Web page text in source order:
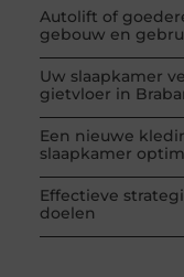
Autolift of
gebouw en
Uw slaapkamer
gietvloer in
Een nieuwe
slaapkamer
Effectieve
doelen